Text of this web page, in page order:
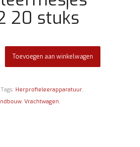
20 stuks
Toevoegen aan winkelwagen
Tags: Herprofieleerapparatuur,
, Vrachtwagen,